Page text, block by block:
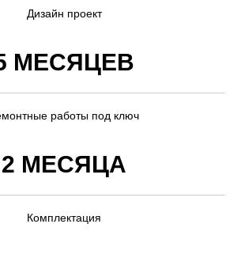
Дизайн проект
МЕСЯЦЕВ
работы под ключ
2 МЕСЯЦА
Комплектация